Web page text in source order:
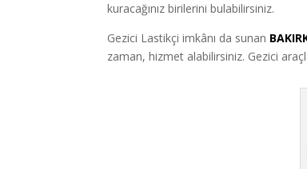
kuracağınız birilerini bulabilirsiniz.
Gezici Lastikçi imkânı da sunan
zaman, hizmet alabilirsiniz. Gezici